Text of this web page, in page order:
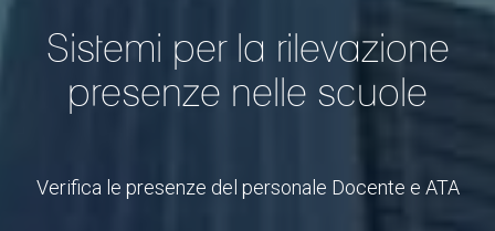
Sistemi per la rilevazione
presenze nelle scuole
Verifica le presenze del personale Docente e ATA